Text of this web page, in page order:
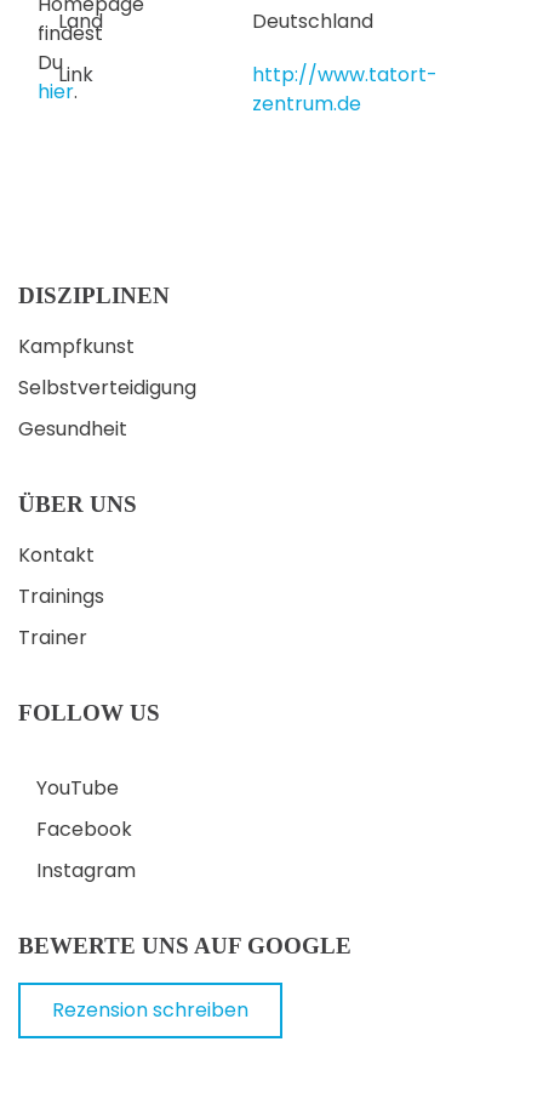
findest
Du
hier.
Land
Deutschland
Link
http://www.tatort-
zentrum.de
DISZIPLINEN
Kampfkunst
Selbstverteidigung
Gesundheit
ÜBER UNS
Kontakt
Trainings
Trainer
FOLLOW US
YouTube
Facebook
Instagram
BEWERTE UNS AUF GOOGLE
Rezension schreiben